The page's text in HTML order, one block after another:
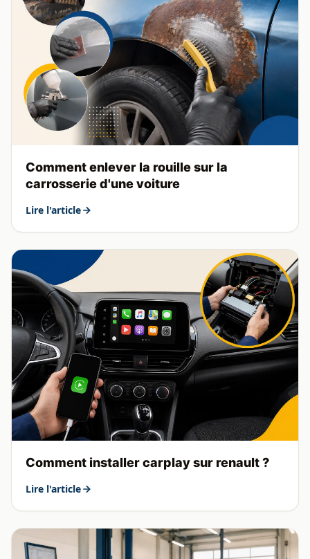
Comment enlever la rouille sur la
carrosserie d'une voiture
Lire l'article
Comment installer carplay sur renault ?
Lire l'article